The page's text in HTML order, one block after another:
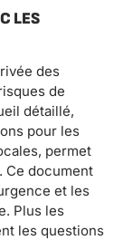
LES
des
de
détaillé,
pour les
permet
Ce document
et les
Plus les
les questions